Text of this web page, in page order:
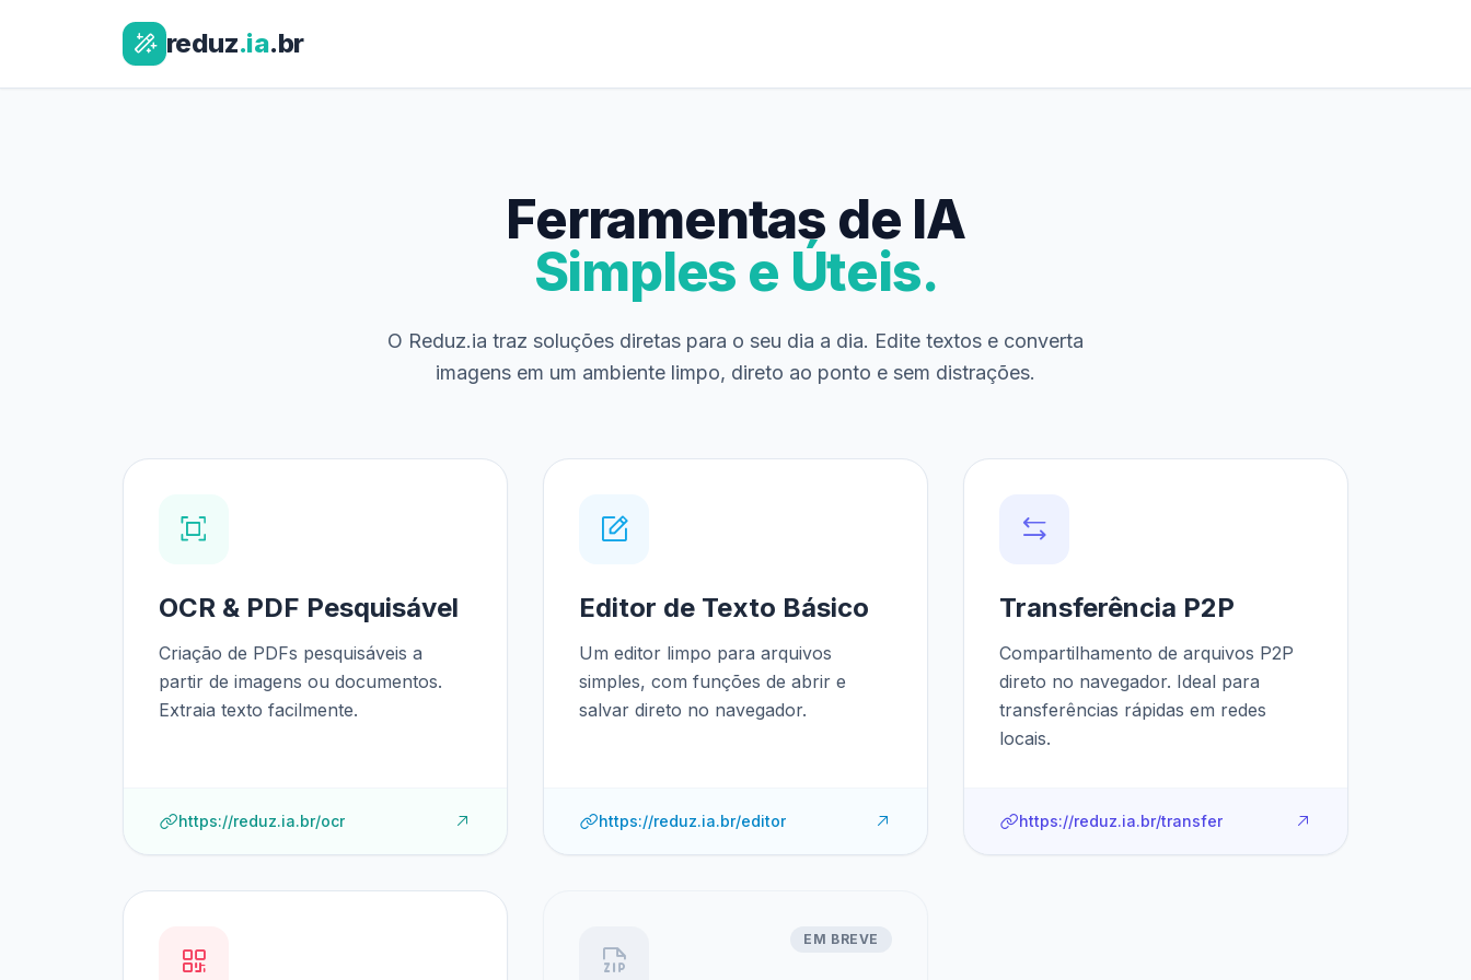
reduz.ia.br
Ferramentas de IA
Simples e Úteis.
O Reduz.ia traz soluções diretas para o seu dia a dia. Edite textos e converta
imagens em um ambiente limpo, direto ao ponto e sem distrações.
OCR & PDF Pesquisável
Criação de PDFs pesquisáveis a
partir de imagens ou documentos.
Extraia texto facilmente.
https://reduz.ia.br/ocr
Editor de Texto Básico
Um editor limpo para arquivos
simples, com funções de abrir e
salvar direto no navegador.
https://reduz.ia.br/editor
Transferência P2P
Compartilhamento de arquivos P2P
direto no navegador. Ideal para
transferências rápidas em redes
locais.
https://reduz.ia.br/transfer
EM BREVE